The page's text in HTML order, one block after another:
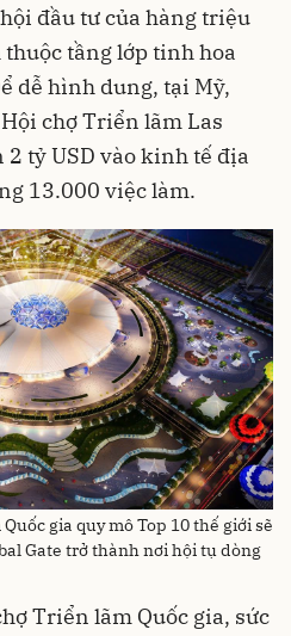
đầu tư của hàng triệu
tầng lớp tinh hoa
dễ hình dung, tại Mỹ,
chợ Triển lãm Las
2 tỷ USD vào kinh tế địa
13.000 việc làm.
gia quy mô Top 10 thế giới sẽ
Gate trở thành nơi hội tụ dòng
Triển lãm Quốc gia, sức